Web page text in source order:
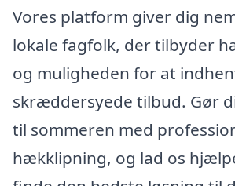
Vores platform giver dig
lokale fagfolk, der tilbyder
og muligheden for at
skræddersyede tilbud. Gør
til sommeren med
hækklipning, og lad os